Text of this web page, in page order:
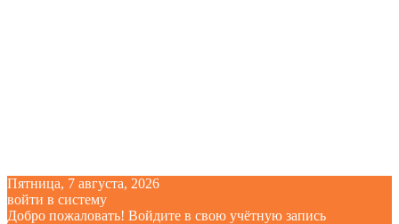
Пятница, 7 августа, 2026
войти в систему
Добро пожаловать! Войдите в свою учётную запись